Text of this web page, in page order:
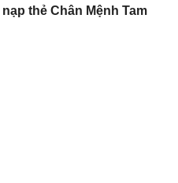
nạp thẻ Chân Mệnh Tam